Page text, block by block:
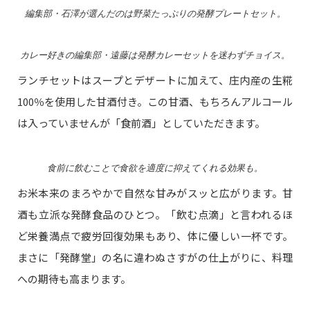
編集部・石澤が選んだのは野菜たっぷりの発酵プレートセット。
カレー好きの編集部・遠藤は発酵カレーセットを迷わずチョイス。
ランチセットはスープとデザートに加えて、庄内産の生糀
100％を使用した甘酒付き。この甘酒、もちろんアルコール
は入っていませんが「食前酒」としていただきます。
食前に飲むことで食欲を適度に抑えてくれる効果も。
お米本来のまろやかで自然な甘みがスッと広がります。甘
酒も立派な発酵食品のひとつ。「飲む点滴」と言われるほ
ど栄養満点で疲労回復効果もあり、体に優しい一杯です。
まさに「発酵堂」の名に違わぬさすがの仕上がりに、料理
への期待も高まります。